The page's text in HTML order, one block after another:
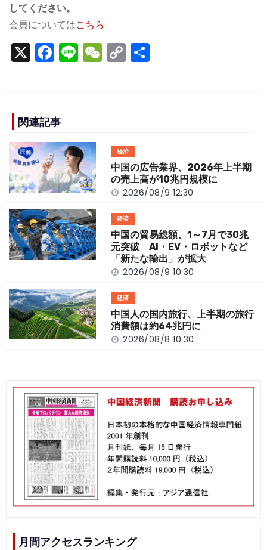
してください。
会員についてはこちら
X F
a
e
b
o
o
k
Li
n
W
e
C
o
n
k
関連記事
経済
中国の広告業界、2026年上半期
の売上高が10兆円規模に
2026/08/9 12:30
経済
中国の貿易総額、1～7月で30兆
元突破 AI・EV・ロボットなど
「新たな輸出」が拡大
2026/08/9 10:30
経済
中国人の国内旅行、上半期の旅行
消費額は約64兆円に
2026/08/8 10:30
月間アクセスランキング